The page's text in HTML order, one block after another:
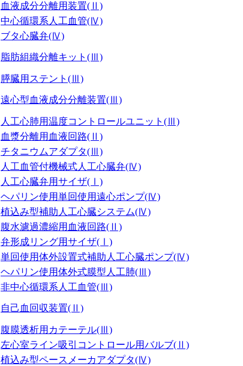
血液成分分離用装置(Ⅱ)
中心循環系人工血管(Ⅳ)
ブタ心臓弁(Ⅳ)
脂肪組織分離キット (Ⅲ)
膵臓用ステント (Ⅲ)
遠心型血液成分分離装置(Ⅲ)
人工心肺用温度コントロールユニット (Ⅲ)
血漿分離用血液回路(Ⅱ)
チタニウムアダプタ(Ⅲ)
人工血管付機械式人工心臓弁(Ⅳ)
人工心臓弁用サイザ(Ⅰ)
ヘパリン使用単回使用遠心ポンプ(Ⅳ)
植込み型補助人工心臓システム(Ⅳ)
腹水濾過濃縮用血液回路(Ⅱ)
弁形成リング用サイザ(Ⅰ)
単回使用体外設置式補助人工心臓ポンプ(Ⅳ)
ヘパリン使用体外式膜型人工肺(Ⅲ)
非中心循環系人工血管(Ⅲ)
自己血回収装置(Ⅱ)
腹膜透析用カテーテル(Ⅲ)
左心室ライン吸引コントロール用バルブ(Ⅱ)
植込み型ペースメーカアダプタ(Ⅳ)